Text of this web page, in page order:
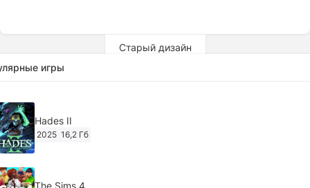
Старый дизайн
игры
Hades II
2025 16,2 Гб
The Sims 4